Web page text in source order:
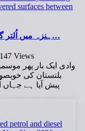
ہنزہ میں اُلتر گلیشیئر ٹوٹ گیا | برفانی تودہ گرنے سے وا…
147 Views
وادی ایک بار پھر
بلتستان کی
پیش آیا ہے جہاں